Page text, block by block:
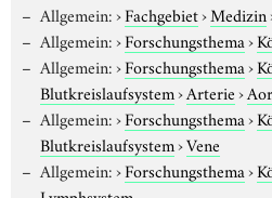
Allgemein:›Fachgebiet›Medizin
Allgemein:›Forschungsthema›
Allgemein:›Forschungsthema›
Blutkreislaufsystem›Arterie›
Allgemein:›Forschungsthema›
Blutkreislaufsystem›Vene
Allgemein:›Forschungsthema›